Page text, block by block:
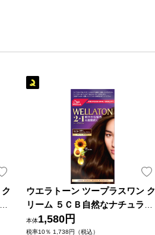
ウエラトーン ツープラスワン ク
リーム ５ＣＢ自然なナチュラル
ブラウン ６０ｇ＋６０ｍｌ Ｗｅ
ｌｌａ ＡＧ (医薬部外品)
本体1,580円
税率10％ 1,738円（税込）